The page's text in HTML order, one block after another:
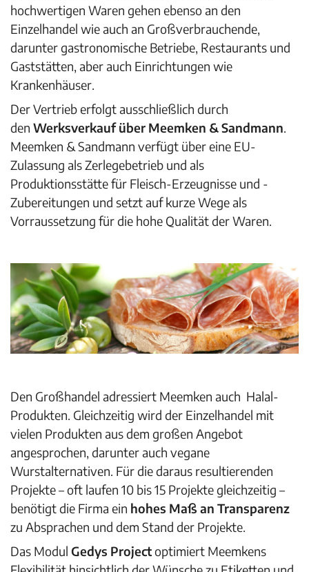
hochwertigen Waren gehen ebenso an den
Einzelhandel wie auch an Großverbrauchende,
darunter gastronomische Betriebe, Restaurants und
Gaststätten, aber auch Einrichtungen wie
Krankenhäuser.
Der Vertrieb erfolgt ausschließlich durch
den Werksverkauf über Meemken & Sandmann.
Meemken & Sandmann verfügt über eine EU-
Zulassung als Zerlegebetrieb und als
Produktionsstätte für Fleisch-Erzeugnisse und -
Zubereitungen und setzt auf kurze Wege als
Vorraussetzung für die hohe Qualität der Waren.
Den Großhandel adressiert Meemken auch Halal-
Produkten. Gleichzeitig wird der Einzelhandel mit
vielen Produkten aus dem großen Angebot
angesprochen, darunter auch vegane
Wurstalternativen. Für die daraus resultierenden
Projekte – oft laufen 10 bis 15 Projekte gleichzeitig –
benötigt die Firma ein hohes Maß an Transparenz
zu Absprachen und dem Stand der Projekte.
Das Modul Gedys Projectoptimiert Meemkens